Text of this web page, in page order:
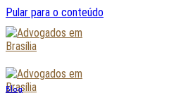
Pular para o conteúdo
Blog